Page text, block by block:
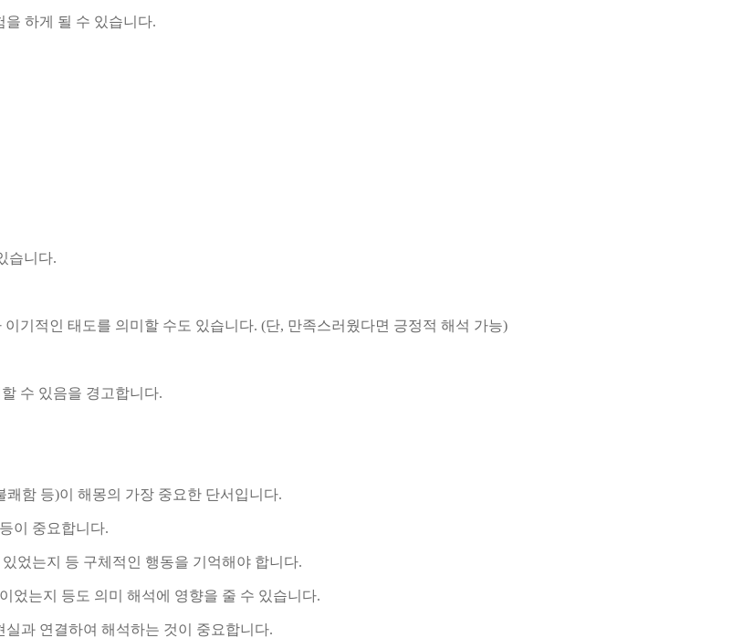
하게 될 수 있습니다.
습니다.
기적인 태도를 의미할 수도 있습니다. (단, 만족스러웠다면 긍정적 해석 가능)
수 있음을 경고합니다.
함 등)이 해몽의 가장 중요한 단서입니다.
이 중요합니다.
었는지 등 구체적인 행동을 기억해야 합니다.
었는지 등도 의미 해석에 영향을 줄 수 있습니다.
과 연결하여 해석하는 것이 중요합니다.